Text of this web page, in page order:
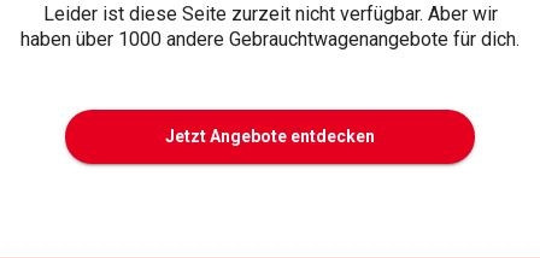
Leider ist diese Seite zurzeit nicht verfügbar. Aber wir
haben über 1000 andere Gebrauchtwagenangebote für dich.
Jetzt Angebote entdecken